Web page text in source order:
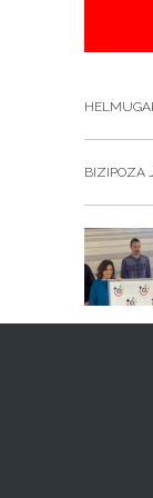
BIZIPOZA